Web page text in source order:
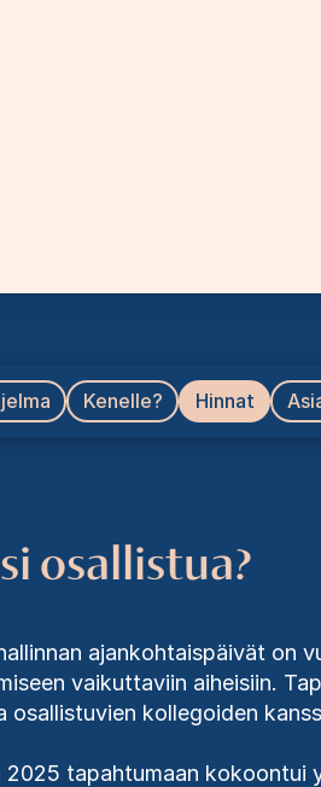
Kenelle? Hinnat
osallistua?
ajankohtaispäivät on
vaikuttaviin aiheisiin.
osallistuvien kollegoiden
2025 tapahtumaan kokoontui